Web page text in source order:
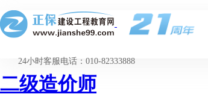
24小时客服电话：010-82333888
二级造价师